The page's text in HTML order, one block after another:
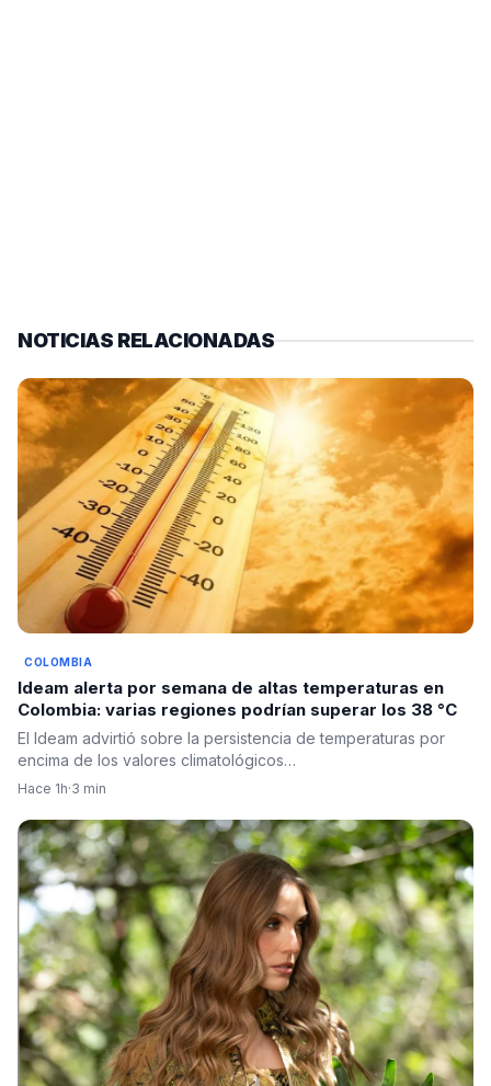
NOTICIAS RELACIONADAS
COLOMBIA
Ideam alerta por semana de altas temperaturas en
Colombia: varias regiones podrían superar los 38 °C
El Ideam advirtió sobre la persistencia de temperaturas por
encima de los valores climatológicos…
Hace 1h·3 min